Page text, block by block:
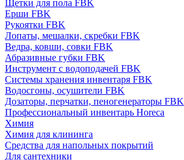
Щетки для пола FBK
Ерши FBK
Рукоятки FBK
Лопаты, мешалки, скребки FBK
Ведра, ковши, совки FBK
Абразивные губки FBK
Инструмент с водоподачей FBK
Системы хранения инвентаря FBK
Водосгоны, осушители FBK
Дозаторы, перчатки, пеногенераторы FBK
Профессиональный инвентарь Horeca
Химия
Химия для клининга
Средства для напольных покрытий
Для сантехники